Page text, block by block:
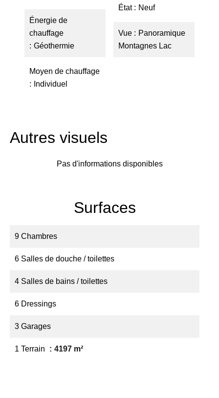
Énergie de
chauffage
Géothermie
Moyen de chauffage
Individuel
État Neuf
Vue
Panoramique
Montagnes Lac
Autres visuels
Pas d'informations disponibles
Surfaces
9 Chambres
6 Salles de douche / toilettes
4 Salles de bains / toilettes
6 Dressings
3 Garages
1 Terrain 4197 m²